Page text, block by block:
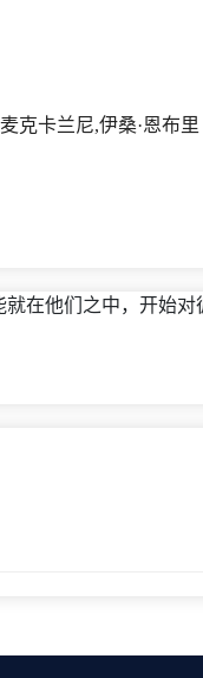
克卡兰尼,伊桑·恩布里
在他们之中，开始对